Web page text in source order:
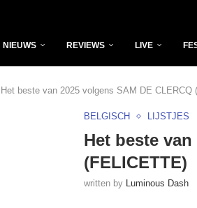
NIEUWS REVIEWS LIVE
Het beste van 2025 volgens SAM DE CLERCQ
BELGISCH LIJSTJES
Het beste van
(FELICETTE)
written by Luminous Dash